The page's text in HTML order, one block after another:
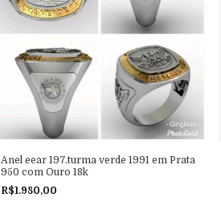
Anel eear 197.turma verde 1991 em Prata
950 com Ouro 18k
R$1.980,00